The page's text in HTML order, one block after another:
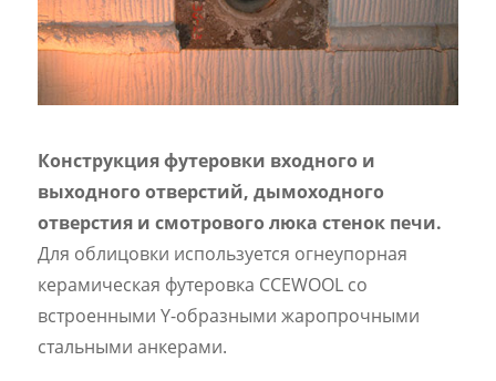
Конструкция футеровки входного и
выходного отверстий, дымоходного
отверстия и смотрового люка стенок печи.
Для облицовки используется огнеупорная
керамическая футеровка CCEWOOL со
встроенными Y-образными жаропрочными
стальными анкерами.